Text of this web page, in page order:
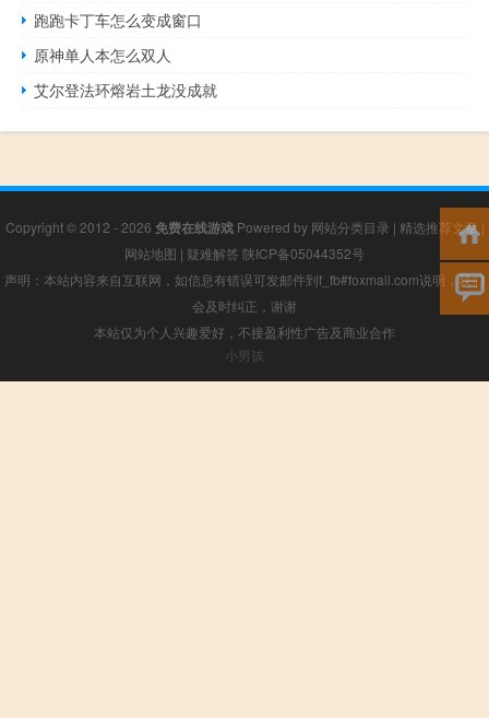
跑跑卡丁车怎么变成窗口
原神单人本怎么双人
艾尔登法环熔岩土龙没成就
Copyright © 2012 - 2026 免费在线游戏Powered by 网站分类目录 | 精选推荐文章|
网站地图 | 疑难解答 陕ICP备05044352号
声明：本站内容来自互联网，如信息有错误可发邮件到f_fb#foxmail.com说明，我们
会及时纠正，谢谢
本站仅为个人兴趣爱好，不接盈利性广告及商业合作
小男孩